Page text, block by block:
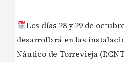
Los días 28 y 29 de
desarrollará en las
Náutico de Torrevieja